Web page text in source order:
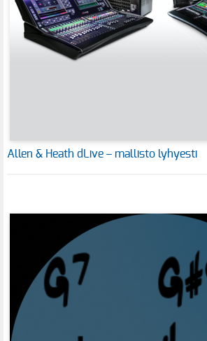
Allen & Heath dLive – mallisto lyhyesti